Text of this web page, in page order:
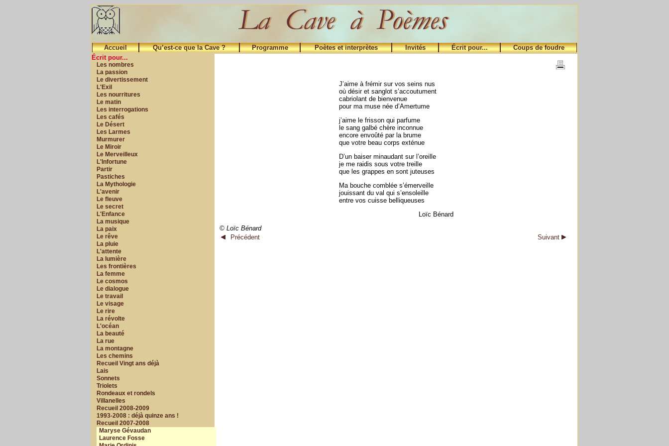
Accueil Qu’est-ce que la Cave ? Programme Poètes et interprètes Invités Écrit pour...
Coups de foudre
Écrit pour...
Les nombres
La passion
Le divertissement
L'Exil
Les nourritures
Le matin
Les interrogations
Les cafés
Le Désert
Les Larmes
Murmurer
Le Miroir
Le Merveilleux
L'Infortune
Partir
Pastiches
La Mythologie
L'avenir
Le fleuve
Le secret
L'Enfance
La musique
La paix
Le rêve
La pluie
L'attente
La lumière
Les frontières
La femme
Le cosmos
Le dialogue
Le travail
Le visage
Le rire
La révolte
L'océan
La beauté
La rue
La montagne
Les chemins
Recueil Vingt ans déjà
Lais
Sonnets
Triolets
Rondeaux et rondels
Villanelles
Recueil 2008-2009
1993-2008 : déjà quinze ans !
Recueil 2007-2008
Maryse Gévaudan
Laurence Fosse
J’aime à frémir sur vos seins nus
où désir et sanglot s’accoutument
cabriolant de bienvenue
pour ma muse née d’Amertume
j’aime le frisson qui parfume
le sang galbé chère inconnue
encore envoûté par la brume
que votre beau corps exténue
D’un baiser minaudant sur l’oreille
je me raidis sous votre treille
que les grappes en sont juteuses
Ma bouche comblée s’émerveille
jouissant du val qui s’ensoleille
entre vos cuisse belliqueuses
Loïc Bénard
© Loïc Bénard
Précédent
Suivant